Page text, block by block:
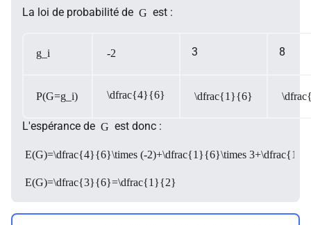
La loi de probabilité de G est :
g_i -2 3 8
P(G=g_i) \dfrac{4}{6} \dfrac{1}{6}
L'espérance de G est donc :
E(G)=\dfrac{4}{6}\times (-2)+\dfrac{1}{6}\times
E(G)=\dfrac{3}{6}=\dfrac{1}{2}